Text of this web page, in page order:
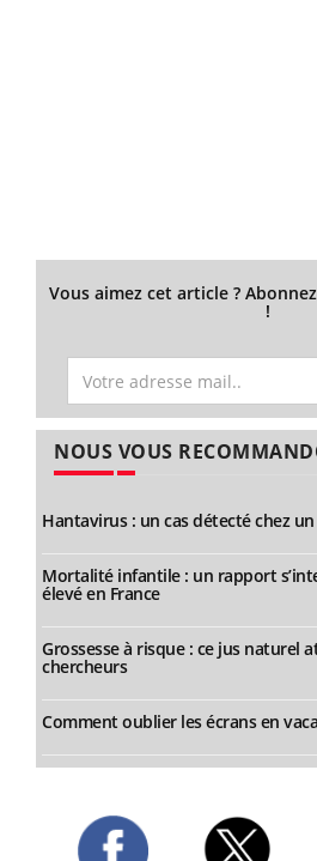
Vous aimez cet article ?
!
NOUS VOUS
Hantavirus : un cas détecté chez
Mortalité infantile : un rapport
élevé en France
Grossesse à risque : ce jus naturel
chercheurs
Comment oublier les écrans en